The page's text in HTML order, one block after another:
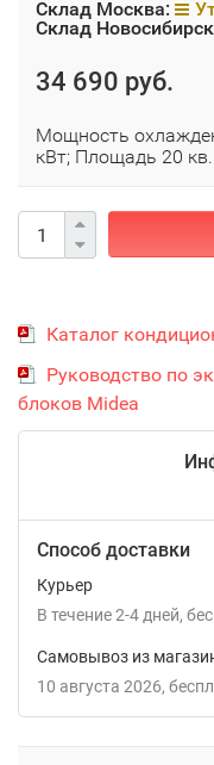
Склад Москва:
Склад
34 690 руб.
Мощность
кВт; Площадь 20
Каталог
Руководство по
блоков Midea
Способ доставки
Курьер
В течение2-4 дней
Самовывоз из
10 августа 2026